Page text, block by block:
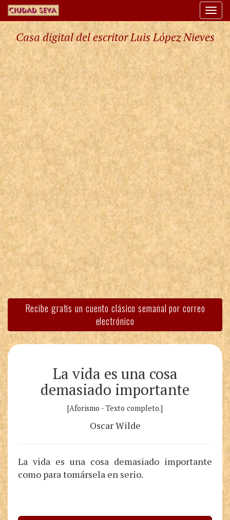
Casa digital del escritor Luis López Nieves
Recibe gratis un cuento clásico semanal por correo
electrónico
La vida es una cosa
demasiado importante
[Aforismo - Texto completo.]
Oscar Wilde
La vida es una cosa demasiado importante
como para tomársela en serio.